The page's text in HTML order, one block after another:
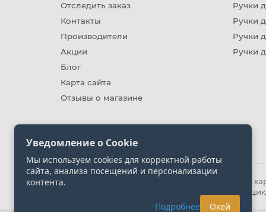
Отследить заказ
Контакты
Производители
Акции
Блог
Карта сайта
Отзывы о магазине
Ручки
Ручки
Ручки
Ручки
Информация на сайте носит ознакомительный
представленных на сайте. Уточняйте информацию
Уведомление о Cookie
Мы используем cookies для корректной работы
сайта, анализа посещений и персонализации
контента.
Подробнее Окей